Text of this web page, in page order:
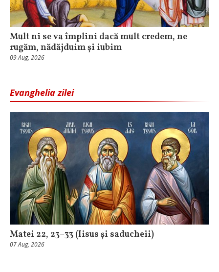
Mult ni se va împlini dacă mult credem, ne
rugăm, nădăjduim și iubim
09 Aug, 2026
Evanghelia zilei
Matei 22, 23–33 (Iisus și saducheii)
07 Aug, 2026